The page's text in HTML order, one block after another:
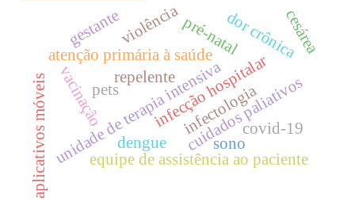
equipe de assistência ao paciente
unidade de terapia intensivacuidados paliativos
atenção primária à saúde
vacinação covid-19
infecção hospitalar
infectologia
sono
repelente
aplicativos móveis
pré-natal
violência
dengue
dor crônica
pets
cesárea
gestante